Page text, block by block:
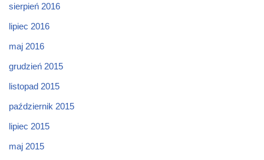
sierpień 2016
lipiec 2016
maj 2016
grudzień 2015
listopad 2015
październik 2015
lipiec 2015
maj 2015